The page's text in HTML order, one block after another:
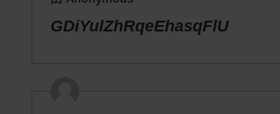
GDiYulZhRqeEhasqFlU